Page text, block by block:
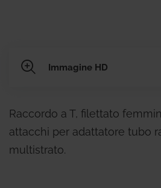
Immagine HD
Raccordo a T, filettato
attacchi per adattatore tubo
multistrato.